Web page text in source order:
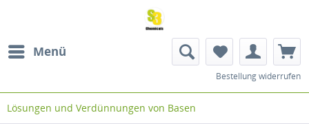
Menü
Bestellung widerrufen
Lösungen und Verdünnungen von Basen